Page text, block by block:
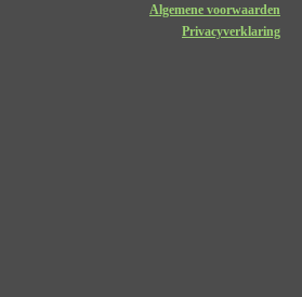
Algemene voorwaarden
Privacyverklaring